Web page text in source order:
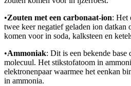
•Zouten met een carbonaat-ion: Het
twee keer negatief geladen ion datkan
komen voor in soda, kalksteen en
•Ammoniak: Dit is een bekende base
molecuul. Het stikstofatoom in
elektronenpaar waarmee het eenkan
in ammonia.